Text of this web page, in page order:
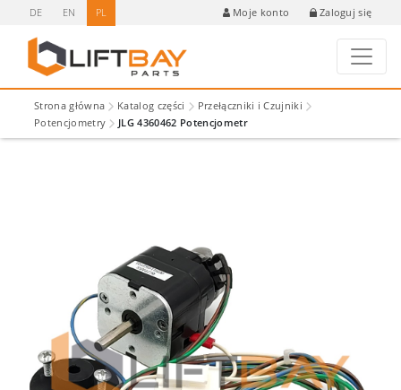
DE EN PL Moje konto Zaloguj się
Strona główna Katalog części
Przełączniki i Czujniki
Potencjometry
JLG 4360462 Potencjometr